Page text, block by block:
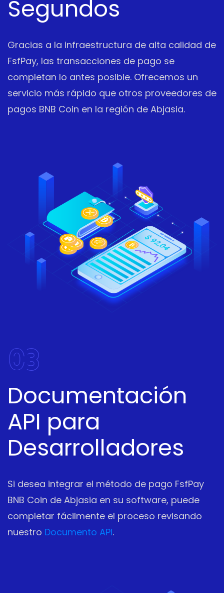
Segundos
Gracias a la infraestructura de alta calidad de
FsfPay, las transacciones de pago se
completan lo antes posible. Ofrecemos un
servicio más rápido que otros proveedores de
pagos BNB Coin en la región de Abjasia.
03
Documentación
API para
Desarrolladores
Si desea integrar el método de pago FsfPay
BNB Coin de Abjasia en su software, puede
completar fácilmente el proceso revisando
nuestro Documento API.